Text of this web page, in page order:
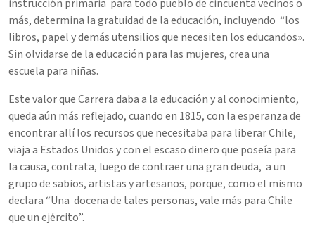
instrucción primaria para todo pueblo de cincuenta vecinos o
más, determina la gratuidad de la educación, incluyendo “los
libros, papel y demás utensilios que necesiten los educandos».
Sin olvidarse de la educación para las mujeres, crea una
escuela para niñas.
Este valor que Carrera daba a la educación y al conocimiento,
queda aún más reflejado, cuando en 1815, con la esperanza de
encontrar allí los recursos que necesitaba para liberar Chile,
viaja a Estados Unidos y con el escaso dinero que poseía para
la causa, contrata, luego de contraer una gran deuda, a un
grupo de sabios, artistas y artesanos, porque, como el mismo
declara “Una docena de tales personas, vale más para Chile
que un ejército”.